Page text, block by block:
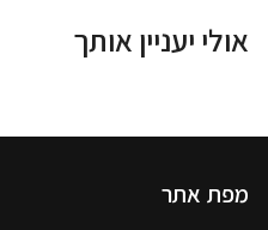
אולי יעניין אותך
מפת אתר